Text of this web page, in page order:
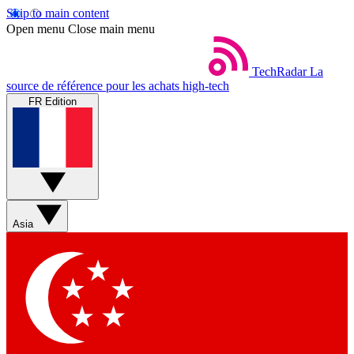
Skip to main content
Open menu Close main menu
TechRadar La
source de référence pour les achats high-tech
FR Edition
Asia